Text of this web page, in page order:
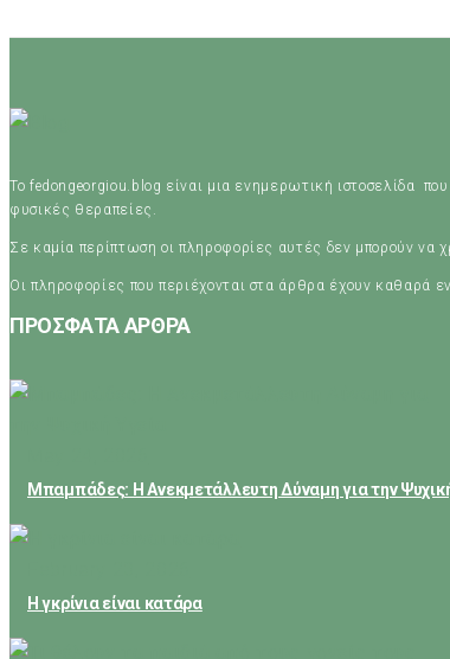
Το fedongeorgiou.blog είναι μια ενημερωτική ιστοσελίδα
φυσικές θεραπείες.
Σε καμία περίπτωση οι πληροφορίες αυτές δεν μπορούν να
Οι πληροφορίες που περιέχονται στα άρθρα έχουν καθαρά
ΠΡΟΣΦΑΤΑ ΑΡΘΡΑ
Μπαμπάδες: Η Ανεκμετάλλευτη Δύναμη για την
Η γκρίνια είναι κατάρα